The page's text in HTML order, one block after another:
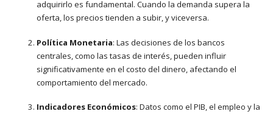
adquirirlo es fundamental. Cuando la demanda supera la
oferta, los precios tienden a subir, y viceversa.
Política Monetaria: Las decisiones de los bancos
centrales, como las tasas de interés, pueden influir
significativamente en el costo del dinero, afectando el
comportamiento del mercado.
Indicadores Económicos: Datos como el PIB, el empleo y la